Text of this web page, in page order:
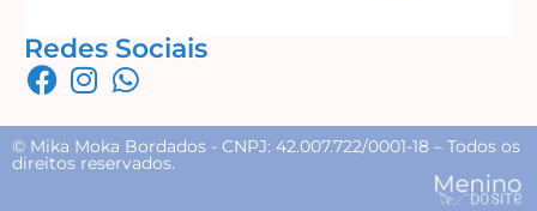
Redes Sociais
© Mika Moka Bordados - CNPJ: 42.007.722/0001-18 – Todos os
direitos reservados.